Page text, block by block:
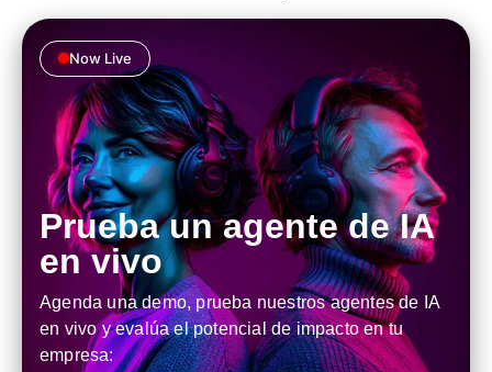
Now Live
Prueba un agente de IA
en vivo
Agenda una demo, prueba nuestros agentes de IA
en vivo y evalúa el potencial de impacto en tu
empresa: